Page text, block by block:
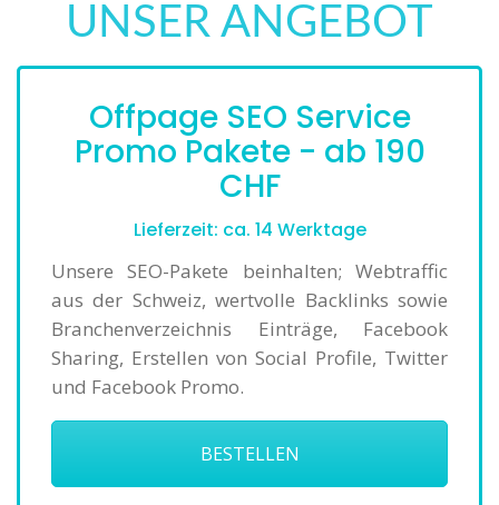
UNSER ANGEBOT
Offpage SEO Service
Promo Pakete - ab 190
CHF
Lieferzeit: ca. 14 Werktage
Unsere SEO-Pakete beinhalten; Webtraffic
aus der Schweiz, wertvolle Backlinks sowie
Branchenverzeichnis Einträge, Facebook
Sharing, Erstellen von Social Profile, Twitter
und Facebook Promo.
BESTELLEN